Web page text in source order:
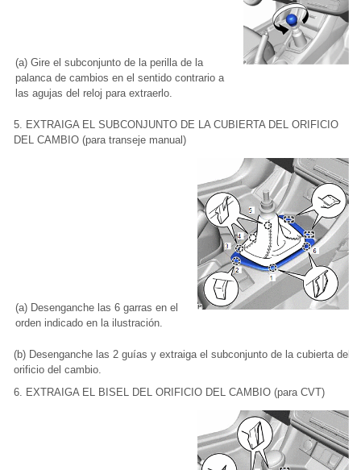
(a) Gire el subconjunto de la perilla de la
palanca de cambios en el sentido contrario a
las agujas del reloj para extraerlo.
5. EXTRAIGA EL SUBCONJUNTO DE LA CUBIERTA DEL ORIFICIO
DEL CAMBIO (para transeje manual)
(a) Desenganche las 6 garras en el
orden indicado en la ilustración.
(b) Desenganche las 2 guías y extraiga el subconjunto de la cubierta del
orificio del cambio.
6. EXTRAIGA EL BISEL DEL ORIFICIO DEL CAMBIO (para CVT)